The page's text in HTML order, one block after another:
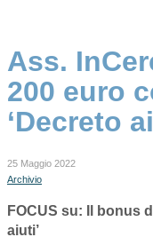
Ass.
200 euro
‘Decreto
25 Maggio 2022
Archivio
FOCUS su: Il bonus
aiuti’